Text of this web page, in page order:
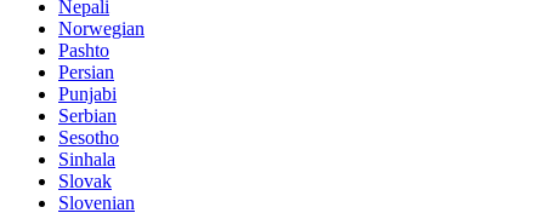
Nepali
Norwegian
Pashto
Persian
Punjabi
Serbian
Sesotho
Sinhala
Slovak
Slovenian